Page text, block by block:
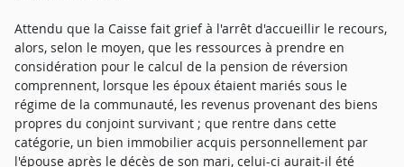
Attendu que la Caisse fait grief à l'arrêt d'accueillir le recours,
alors, selon le moyen, que les ressources à prendre en
considération pour le calcul de la pension de réversion
comprennent, lorsque les époux étaient mariés sous le
régime de la communauté, les revenus provenant des biens
propres du conjoint survivant ; que rentre dans cette
catégorie, un bien immobilier acquis personnellement par
l'épouse après le décès de son mari, celui-ci aurait-il été